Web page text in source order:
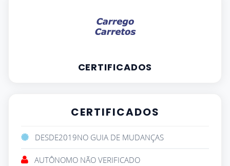
CERTIFICADOS
CERTIFICADOS
DESDE2019NO GUIA DE MUDANÇAS
AUTÔNOMO NÃO VERIFICADO